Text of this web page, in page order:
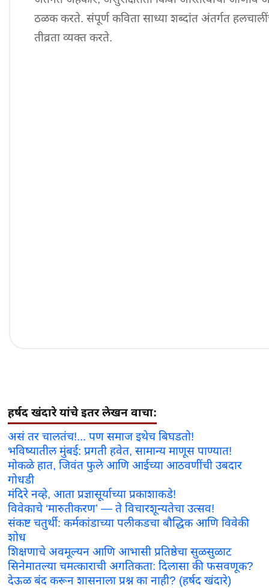
ठळक करते. संपूर्ण कविता साध्या शब्दांत अंतर्गत
तीव्रता व्यक्त करते.
हर्षद खंदारे यांचे इतर लेखन वाचा:
असं तर चालतंच!... पण समाज इथेच बिघडतो!
भविष्यातील मुंबई: प्रगती हवेत, सामान्य माणूस पाण्यात!
मोकळे हात, जिवंत फुले आणि आईच्या आठवणींची उबदार
गोधडी
मंदिरे नव्हे, आता प्रज्ञासूर्याच्या प्रकाशाकडे!
विवेकाचे ‘मारुतीकरण’ — ते विचारशून्यतेचा उत्सव!
संकष्ट चतुर्थी: कर्मकांडाच्या पलीकडचा बौद्धिक आणि विवेकी
शोध
शिक्षणाचे अवमूल्यन आणि आभासी प्रतिष्ठेचा सुळसुळाट
सिनेमातल्या चमत्काराची अगतिकता: दिलासा की फसवणूक?
देऊळ बंद करून शासनाला प्रश्न का नाही? (हर्षद खंदारे)